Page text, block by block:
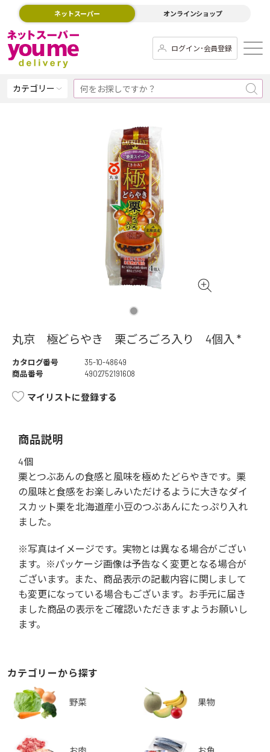
ネットスーパー オンラインショップ
ログイン･会員登録
カテゴリー
丸京 極どらやき 栗ごろごろ入り 4個入 *
カタログ番号
35-10-48649
商品番号
4902752191608
マイリストに登録する
商品説明
4個
栗とつぶあんの食感と風味を極めたどらやきです。栗
の風味と食感をお楽しみいただけるように大きなダイ
スカット栗を北海道産小豆のつぶあんにたっぷり入れ
ました。
※写真はイメージです。実物とは異なる場合がござい
ます。※パッケージ画像は予告なく変更となる場合が
ございます。また、商品表示の記載内容に関しまして
も変更になっている場合もございます。お手元に届き
ました商品の表示をご確認いただきますようお願いし
ます。
カテゴリーから探す